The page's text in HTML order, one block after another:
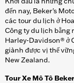
đến nay, Beker's
các tour du lịch ở
Công ty du lịch bằng
Harley-Davidson® ở
giành được vị thế
New Zealand.
Tour Xe Mô Tô